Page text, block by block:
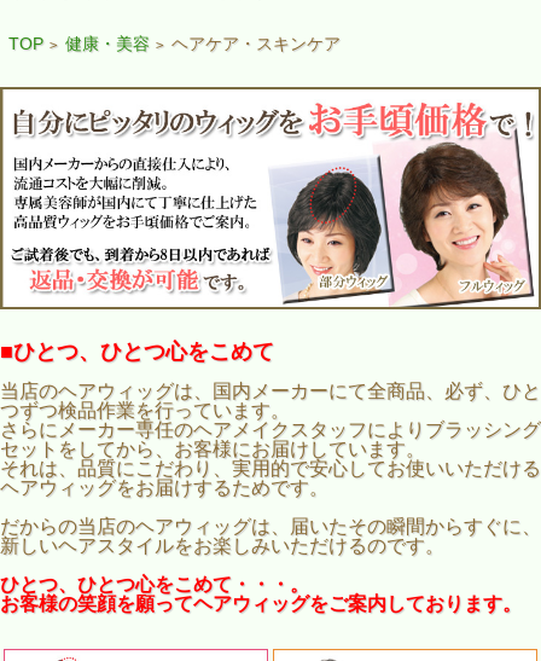
TOP > 健康・美容 > ヘアケア・スキンケア
■ひとつ、ひとつ心をこめて
当店のヘアウィッグは、国内メーカーにて全商品、必ず、ひと
つずつ検品作業を行っています。
さらにメーカー専任のヘアメイクスタッフによりブラッシング
セットをしてから、お客様にお届けしています。
それは、品質にこだわり、実用的で安心してお使いいただける
ヘアウィッグをお届けするためです。
だからの当店のヘアウィッグは、届いたその瞬間からすぐに、
新しいヘアスタイルをお楽しみいただけるのです。
ひとつ、ひとつ心をこめて・・・。
お客様の笑顔を願ってヘアウィッグをご案内しております。